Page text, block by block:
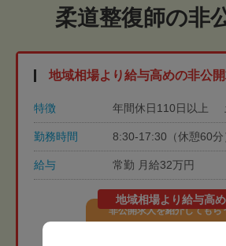
柔道整復師の非
地域相場より給与高めの非公
特徴 年間休日110日以上
勤務時間 8:30-17:30（休憩60分
給与 常勤 月給32万円
地域相場より給与高
非公開求人を紹介してもら